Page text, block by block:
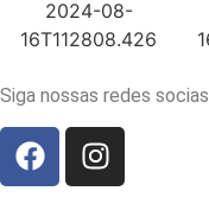
Siga nossas redes socias